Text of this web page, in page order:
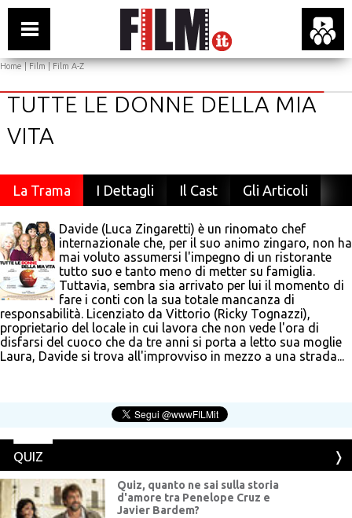
Home|Film|Film A-Z
TUTTE LE DONNE DELLA MIA
VITA
La Trama I Dettagli Il Cast Gli Articoli
Davide (Luca Zingaretti) è un rinomato chef
internazionale che, per il suo animo zingaro, non ha
mai voluto assumersi l'impegno di un ristorante
tutto suo e tanto meno di metter su famiglia.
Tuttavia, sembra sia arrivato per lui il momento di
fare i conti con la sua totale mancanza di
responsabilità. Licenziato da Vittorio (Ricky Tognazzi),
proprietario del locale in cui lavora che non vede l'ora di
disfarsi del cuoco che da tre anni si porta a letto sua moglie
Laura, Davide si trova all'improvviso in mezzo a una strada...
QUIZ
Quiz, quanto ne sai sulla storia
d'amore tra Penelope Cruz e
Javier Bardem?